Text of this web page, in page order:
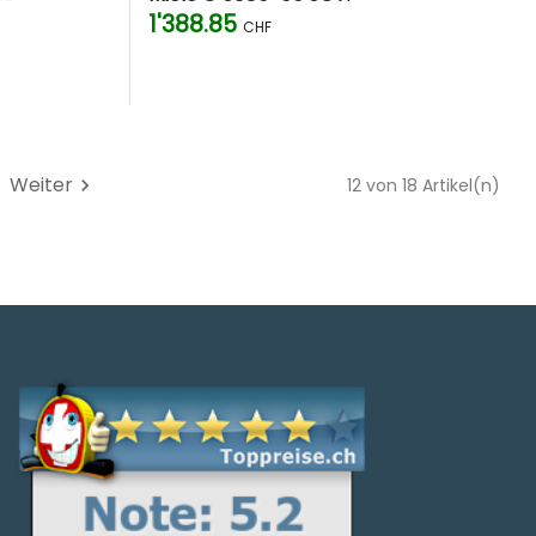
1'388.85CHF
Weiterchevron_right 12 von 18 Artikel(n)